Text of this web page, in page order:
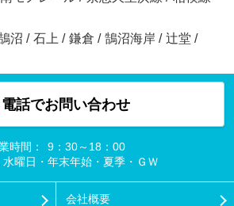
沼 / 石上 / 鎌倉 / 鵠沼海岸 / 辻堂 /
電話でお問い合わせ
時間：
9：30～18：00
水曜日・年末年始・夏季・ＧＷ
会社概要